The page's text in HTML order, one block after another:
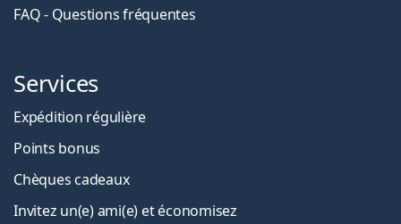
FAQ - Questions fréquentes
Services
Expédition régulière
Points bonus
Chèques cadeaux
Invitez un(e) ami(e) et économisez